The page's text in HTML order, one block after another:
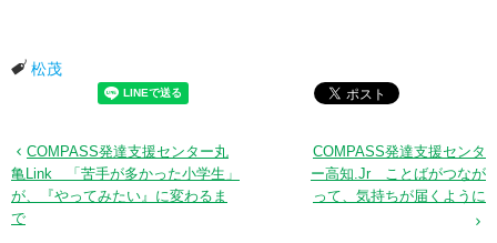
松茂
COMPASS発達支援センター丸
亀Link 「苦手が多かった小学生」
が、『やってみたい』に変わるま
で
COMPASS発達支援センタ
ー高知.Jr ことばがつなが
って、気持ちが届くように